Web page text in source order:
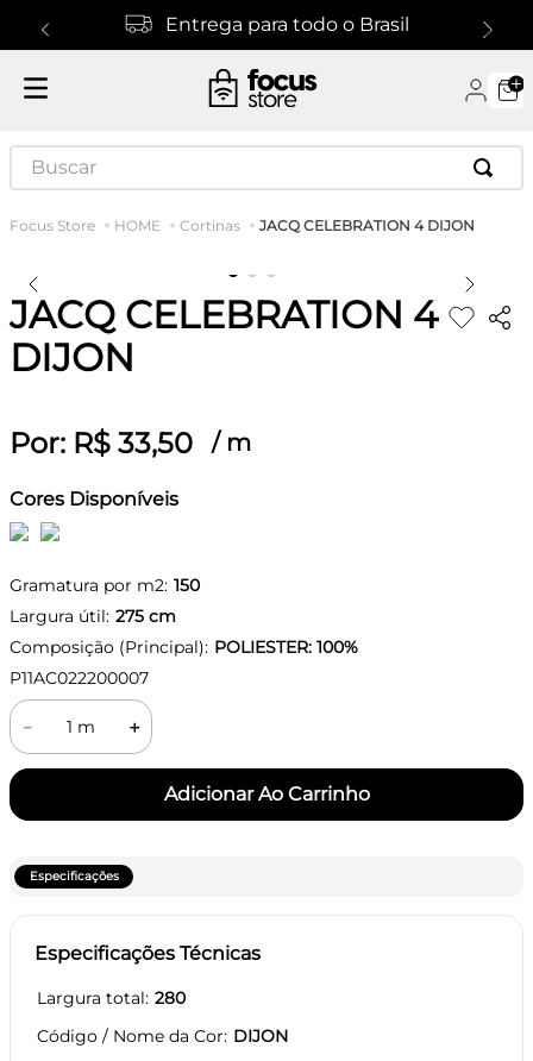
Entrega para todo o Brasil
Buscar
HOME Cortinas JACQ CELEBRATION 4 DIJON
JACQ CELEBRATION 4
DIJON
Por: R$ 33,50 / m
Cores Disponíveis
Gramatura por m2: 150
Largura útil: 275 cm
Composição (Principal): POLIESTER: 100%
P11AC022200007
＋
－
Especificações
Especificações Técnicas
Largura total 280
Código / Nome da Cor DIJON